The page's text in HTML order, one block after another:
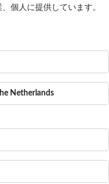
個人に提供しています。
Netherlands